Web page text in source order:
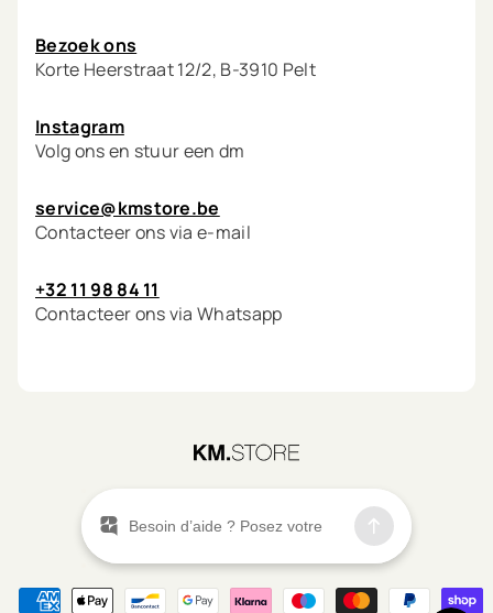
Bezoek ons
Korte Heerstraat 12/2, B-3910 Pelt
Instagram
Volg ons en stuur een dm
service@kmstore.be
Contacteer ons via e-mail
+32 11 98 84 11
Contacteer ons via Whatsapp